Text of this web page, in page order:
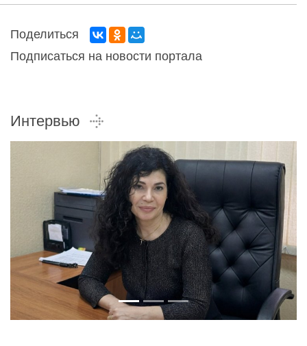
Поделиться
Подписаться на новости портала
Интервью